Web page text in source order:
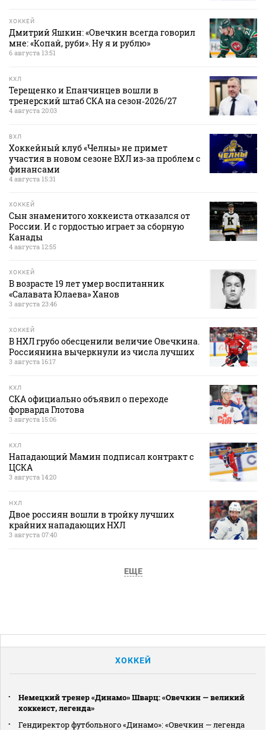
ХОККЕЙ
Дмитрий Яшкин: «Овечкин всегда говорил
мне: «Копай, руби». Ну я и рублю»
6 августа 13:51
КХЛ
Терещенко и Епанчинцев вошли в
тренерский штаб СКА на сезон‑2026/27
4 августа 20:03
ВХЛ
Хоккейный клуб «Челны» не примет
участия в новом сезоне ВХЛ из‑за проблем с
финансами
4 августа 15:31
ХОККЕЙ
Сын знаменитого хоккеиста отказался от
России. И с гордостью играет за сборную
Канады
4 августа 12:55
ХОККЕЙ
В возрасте 19 лет умер воспитанник
«Салавата Юлаева» Ханов
3 августа 23:46
ХОККЕЙ
В НХЛ грубо обесценили величие Овечкина.
Россиянина вычеркнули из числа лучших
3 августа 16:17
КХЛ
СКА официально объявил о переходе
форварда Глотова
3 августа 15:06
КХЛ
Нападающий Мамин подписал контракт с
ЦСКА
3 августа 14:20
НХЛ
Двое россиян вошли в тройку лучших
крайних нападающих НХЛ
3 августа 07:40
ЕЩЕ
ХОККЕЙ
Немецкий тренер «Динамо» Шварц: «Овечкин — великий
хоккеист, легенда»
Гендиректор футбольного «Динамо»: «Овечкин — легенда